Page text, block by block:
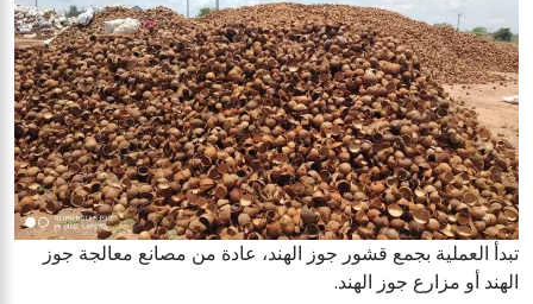
تبدأ العملية بجمع قشور جوز الهند، عادة من مصانع معالجة جوز
الهند أو مزارع جوز الهند.